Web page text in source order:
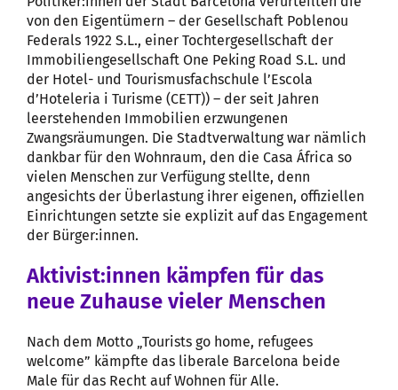
von den Eigentümern – der Gesellschaft Poblenou
Federals 1922 S.L., einer Tochtergesellschaft der
Immobiliengesellschaft One Peking Road S.L. und
der Hotel- und Tourismusfachschule l’Escola
d’Hoteleria i Turisme (CETT)) – der seit Jahren
leerstehenden Immobilien erzwungenen
Zwangsräumungen. Die Stadtverwaltung war nämlich
dankbar für den Wohnraum, den die Casa África so
vielen Menschen zur Verfügung stellte, denn
angesichts der Überlastung ihrer eigenen, offiziellen
Einrichtungen setzte sie explizit auf das Engagement
der Bürger:innen.
Aktivist:innen kämpfen für das
neue Zuhause vieler Menschen
Nach dem Motto „Tourists go home, refugees
welcome” kämpfte das liberale Barcelona beide
Male für das Recht auf Wohnen für Alle.